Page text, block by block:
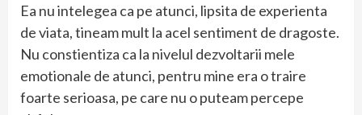
Ea nu intelegea ca pe atunci, lipsita de experienta
de viata, tineam mult la acel sentiment de dragoste.
Nu constientiza ca la nivelul dezvoltarii mele
emotionale de atunci, pentru mine era o traire
foarte serioasa, pe care nu o puteam percepe